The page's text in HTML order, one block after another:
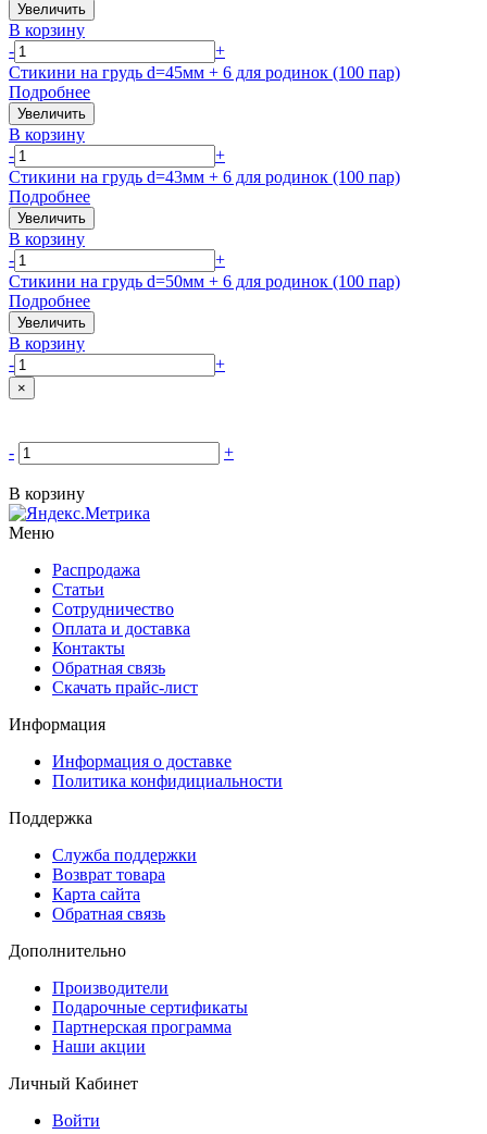
Увеличить
В корзину
-
+
Стикини на грудь d=45мм + 6 для родинок (100 пар)
Подробнее
Увеличить
В корзину
-
+
Стикини на грудь d=43мм + 6 для родинок (100 пар)
Подробнее
Увеличить
В корзину
-
+
Стикини на грудь d=50мм + 6 для родинок (100 пар)
Подробнее
Увеличить
В корзину
-
+
×
- +
В корзину
Меню
Распродажа
Статьи
Сотрудничество
Оплата и доставка
Контакты
Обратная связь
Скачать прайс-лист
Информация
Информация о доставке
Политика конфидициальности
Поддержка
Служба поддержки
Возврат товара
Карта сайта
Обратная связь
Дополнительно
Производители
Подарочные сертификаты
Партнерская программа
Наши акции
Личный Кабинет
Войти